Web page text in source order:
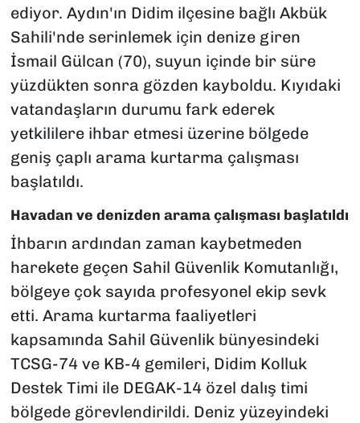
ediyor. Aydın'ın Didim ilçesine bağlı Akbük
Sahili'nde serinlemek için denize giren
İsmail Gülcan (70), suyun içinde bir süre
yüzdükten sonra gözden kayboldu. Kıyıdaki
vatandaşların durumu fark ederek
yetkililere ihbar etmesi üzerine bölgede
geniş çaplı arama kurtarma çalışması
başlatıldı.
Havadan ve denizden arama çalışması başlatıldı
İhbarın ardından zaman kaybetmeden
harekete geçen Sahil Güvenlik Komutanlığı,
bölgeye çok sayıda profesyonel ekip sevk
etti. Arama kurtarma faaliyetleri
kapsamında Sahil Güvenlik bünyesindeki
TCSG-74 ve KB-4 gemileri, Didim Kolluk
Destek Timi ile DEGAK-14 özel dalış timi
bölgede görevlendirildi. Deniz yüzeyindeki